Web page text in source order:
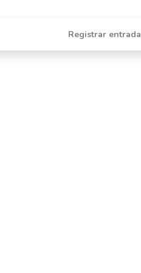
Registrar entrada